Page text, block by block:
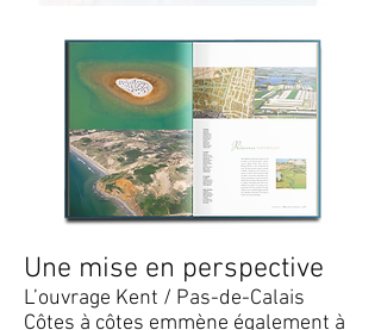
Une mise en perspective
L’ouvrage Kent / Pas-de-Calais
Côtes à côtes emmène également à